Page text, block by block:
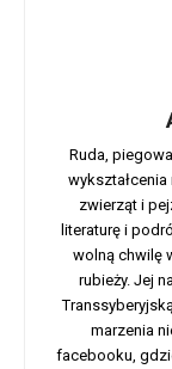
Ruda,
zwierząt i
literaturę i
wolną chwilę
rubieży. Jej
marzenia
facebooku,